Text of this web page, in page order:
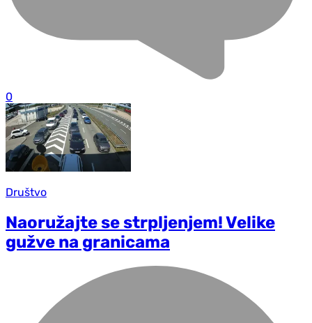
0
Društvo
Naoružajte se strpljenjem! Velike
gužve na granicama